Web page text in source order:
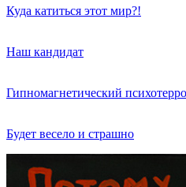
Куда катиться этот мир?!
Наш кандидат
Гипномагнетический
Будет весело и страшно